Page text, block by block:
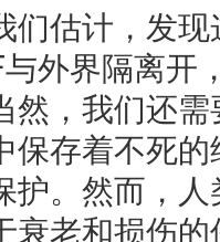
估计，发现
外界隔离开
然，我们还
保存着不死
护。然而，
衰老和损伤